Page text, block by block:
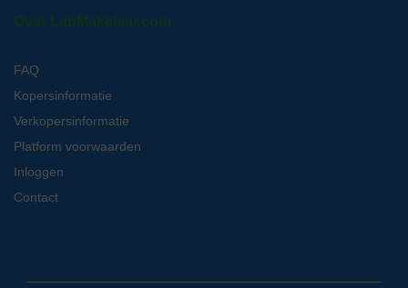
Over LabMakelaar.com
FAQ
Kopersinformatie
Verkopersinformatie
Platform voorwaarden
Inloggen
Contact